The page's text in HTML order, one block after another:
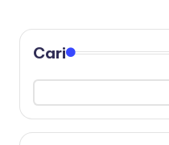
Cari